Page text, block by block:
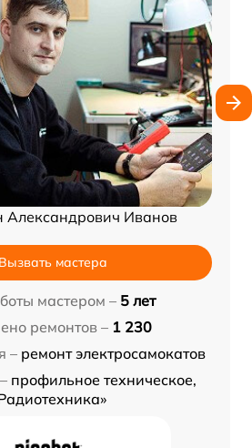
Александрович Иванов
Вызвать мастера
мастером – 5 лет
ремонтов – 1 230
– ремонт электросамокатов
профильное техническое,